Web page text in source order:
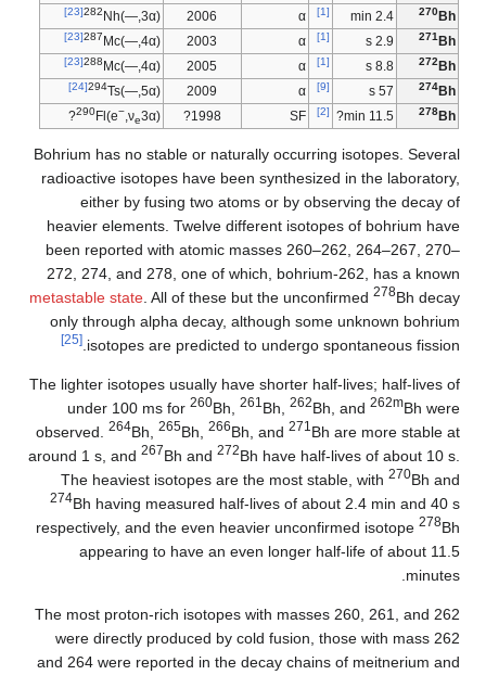
270Bh
2.4 min
[1]
α
2006
282Nh(—,3α)
[23]
271Bh
2.9 s
[1]
α
2003
287Mc(—,4α)
[23]
272Bh
8.8 s
[1]
α
2005
288Mc(—,4α)
[23]
274Bh
57 s
[9]
α
2009
294Ts(—,5α)
[24]
278Bh
11.5 min?
[2]
SF
1998?
290Fl(e−,νe3α)?
Bohrium has no stable or naturally occurring isotopes. Several
radioactive isotopes have been synthesized in the laboratory,
either by fusing two atoms or by observing the decay of
heavier elements. Twelve different isotopes of bohrium have
been reported with atomic masses 260–262, 264–267, 270–
272, 274, and 278, one of which, bohrium-262, has a known
metastable state . All of these but the unconfirmed 278Bh decay
only through alpha decay, although some unknown bohrium
isotopes are predicted to undergo spontaneous fission.
[25]
The lighter isotopes usually have shorter half-lives; half-lives of
under 100 ms for 260Bh, 261 Bh, 262Bh, and 262mBh were
observed.
264Bh, 265Bh, 266Bh, and 271 Bh are more stable at
around 1 s, and 267Bh and 272Bh have half-lives of about 10 s.
The heaviest isotopes are the most stable, with 270Bh and
274Bh having measured half-lives of about 2.4 min and 40 s
respectively, and the even heavier unconfirmed isotope 278Bh
appearing to have an even longer half-life of about 11.5
minutes.
The most proton-rich isotopes with masses 260, 261, and 262
were directly produced by cold fusion, those with mass 262
and 264 were reported in the decay chains of meitnerium and